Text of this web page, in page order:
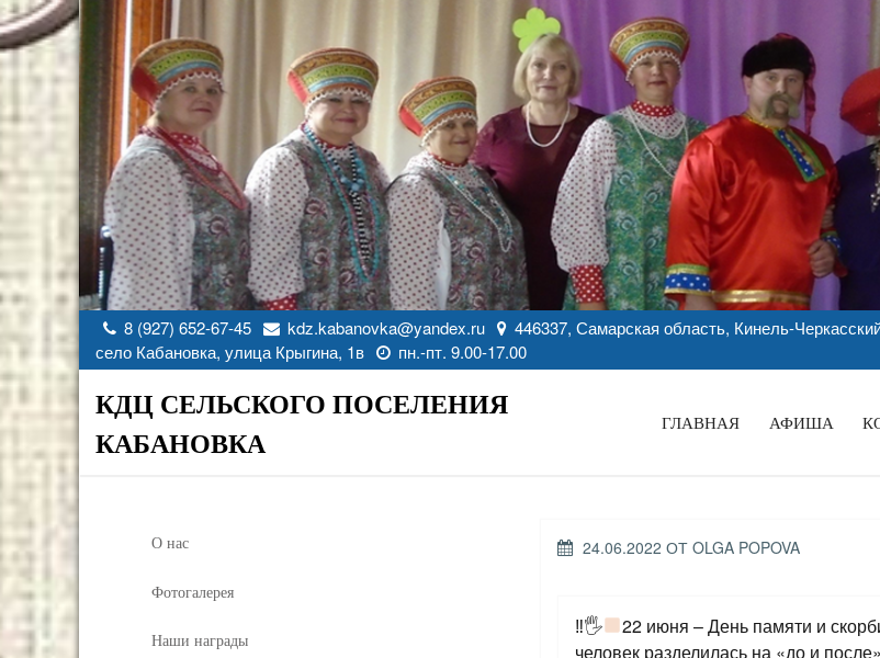
Перейти
к
содержимому
8 (927) 652-67-45 kdz.kabanovka@yandex.ru
446337, Самарская область, Кинель-
село Кабановка, улица Крыгина, 1в
пн.-пт. 9.00-17.00
КДЦ СЕЛЬСКОГО ПОСЕЛЕНИЯ
КАБАНОВКА
ГЛАВНАЯ АФИША
О нас
Фотогалерея
Наши награды
ОПУБЛИКОВАНО
24.06.2022 ОТ OLGA POPOVA
‼🖐
22 июня – День памяти и
человек разделилась на «до и